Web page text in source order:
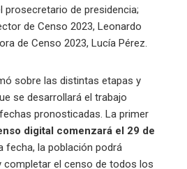
prosecretario de presidencia;
de Censo 2023, Leonardo
de Censo 2023, Lucía Pérez.
sobre las distintas etapas y
se desarrollará el trabajo
pronosticadas. La primer
digital comenzará el 29 de
fecha, la población podrá
completar el censo de todos los